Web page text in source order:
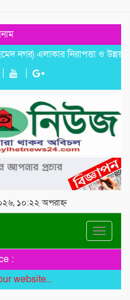
এলাকার নিরাপত্তা ও উন্নয়নমূলক
১০:২২ অপরাহ্ন
Toggle
: